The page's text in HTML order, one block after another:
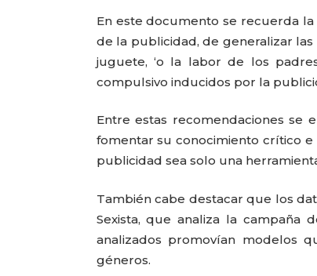
En este documento se recuerda
de la publicidad, de generalizar
juguete, ‘o la labor de los
compulsivo inducidos por la
Entre estas recomendaciones se
fomentar su conocimiento crítico
publicidad sea solo una
También cabe destacar que los
Sexista, que analiza la campaña
analizados promovían modelos
géneros.